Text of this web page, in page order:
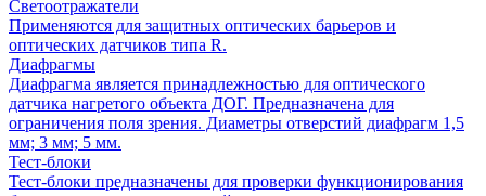
Светоотражатели
Применяются для защитных оптических барьеров и
оптических датчиков типа R.
Диафрагмы
Диафрагма является принадлежностью для оптического
датчика нагретого объекта ДОГ. Предназначена для
ограничения поля зрения. Диаметры отверстий диафрагм 1,5
мм; 3 мм; 5 мм.
Тест-блоки
Тест-блоки предназначены для проверки функционирования